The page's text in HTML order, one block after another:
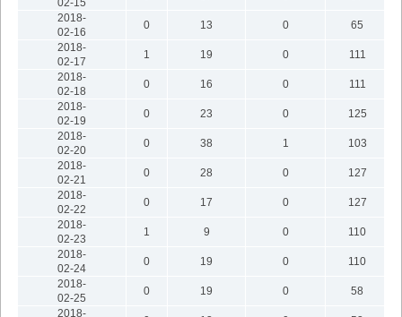
2018-
02-16
0 13 0
65
2018-
02-17
1 19 0
111
2018-
02-18
0 16 0
111
2018-
02-19
0 23 0
125
2018-
02-20
0 38 1
103
2018-
02-21
0 28 0
127
2018-
02-22
0 17 0
127
2018-
02-23
1 9 0
110
2018-
02-24
0 19 0
110
2018-
02-25
0 19 0
58
2018-